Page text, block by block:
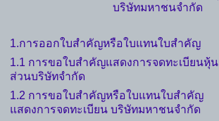
บริษัทมหาชนจำกัด
1.การออกใบสำคัญหรือใบแทนใบสำคัญ
1.1 การขอใบสำคัญแสดงการจดทะเบียนหุ้น
ส่วนบริษัทจำกัด
1.2 การขอใบสำคัญหรือใบแทนใบสำคัญ
แสดงการจดทะเบียน บริษัทมหาชนจำกัด